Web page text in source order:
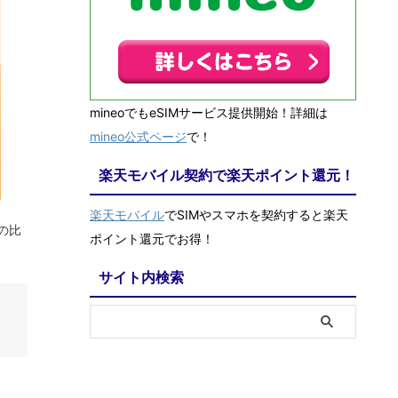
比
mineoでもeSIMサービス提供開始！詳細は
mineo公式ページで！
楽天モバイル契約で楽天ポイント還元！
楽天モバイルでSIMやスマホを契約すると楽天
ポイント還元でお得！
サイト内検索